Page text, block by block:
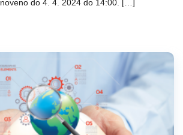
do 4. 4. 2024 do 14:00. […]